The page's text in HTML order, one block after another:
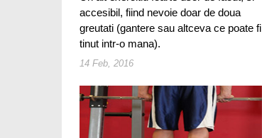
accesibil, fiind nevoie doar de doua
greutati (gantere sau altceva ce poate fi
tinut intr-o mana).
14 Feb, 2016